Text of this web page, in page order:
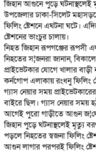
জিহান আগুনে পুড়ে ঘটনাস্থলেই
উপজেলার ঢাকা-সিলেট
ফিলিং ষ্টেশনে এঘটনা ঘটে।
ষ্টেশনের ভাংচুর চালায়।
নিহত জিহান রূপগঞ্জের রূপসী
নিহতের স¦জনরা জানান,
প্রাইভেটকার যোগে খালার
কর্নগোপ এলাকায় রংধনু ফিলিং
গ্যাস নেয়ার সময়
বাইরে ছিল। গ্যাস নেয়ার সময়
আগেই পুরো গাড়ীতে আগুন
জিহান পুড়ে ঘটনাস্থলেই মৃত্যু
পড়লে নিহতের স্বজনা ফিলিং
আগুন লাগার পরপরই ফিলিং